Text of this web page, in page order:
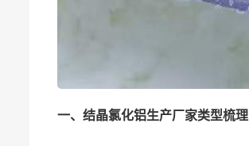
一、结晶氯化铝生产厂家类型梳理